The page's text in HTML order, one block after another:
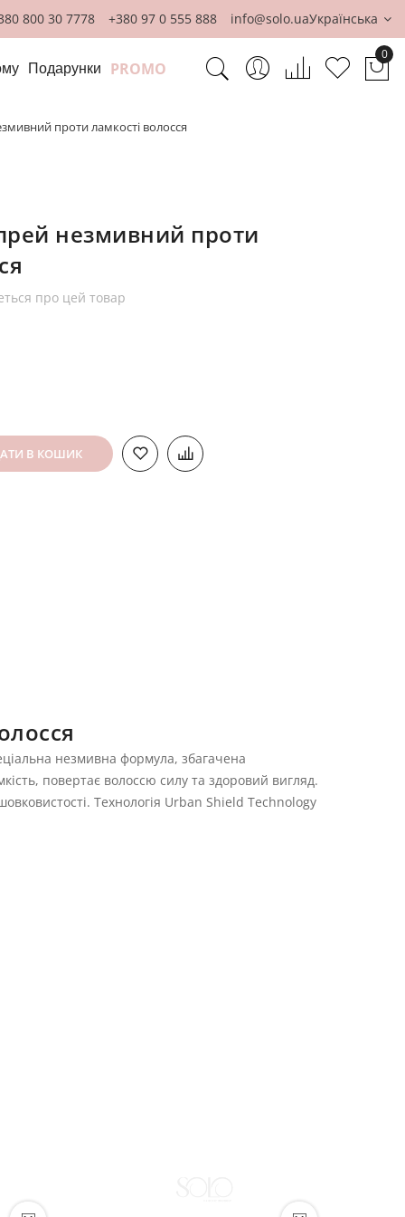
800 30 7778 +380 97 0 555 888 info@solo.uaУкраїнська
Подарунки PROMO
0
проти ламкості волосся
незмивний проти
про цей товар
В КОШИК
незмивна формула, збагачена
повертає волоссю силу та здоровий вигляд.
Технологія Urban Shield Technology